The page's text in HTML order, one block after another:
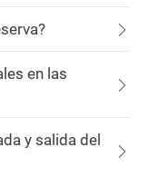
en las
y salida del